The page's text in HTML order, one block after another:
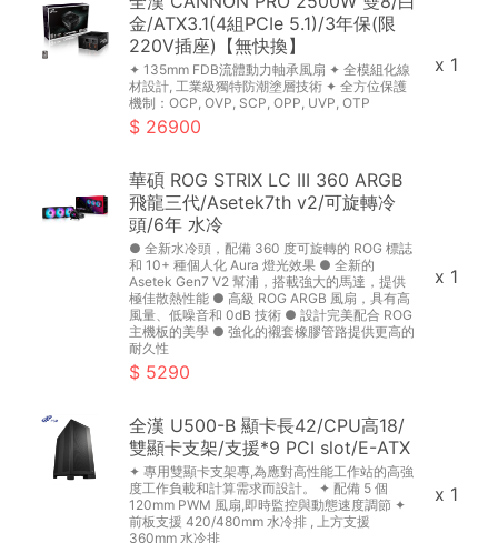
金/ATX3.1(4組PCIe 5.1)/3年保(限
220V插座)【無快換】
✦ 135mm FDB流體動力軸承風扇 ✦ 全模組化線
材設計, 工業級獨特防潮塗層技術 ✦ 全方位保護
機制：OCP, OVP, SCP, OPP, UVP, OTP
26900
x 1
華碩 ROG STRIX LC III 360 ARGB
飛龍三代/Asetek7th v2/可旋轉冷
頭/6年 水冷
● 全新水冷頭，配備 360 度可旋轉的 ROG 標誌
和 10+ 種個人化 Aura 燈光效果 ● 全新的
Asetek Gen7 V2 幫浦，搭載強大的馬達，提供
極佳散熱性能 ● 高級 ROG ARGB 風扇，具有高
風量、低噪音和 0dB 技術 ● 設計完美配合 ROG
主機板的美學 ● 強化的襯套橡膠管路提供更高的
耐久性
5290
x 1
全漢 U500-B 顯卡長42/CPU高18/
雙顯卡支架/支援*9 PCI slot/E-ATX
✦ 專用雙顯卡支架專,為應對高性能工作站的高強
度工作負載和計算需求而設計。 ✦ 配備 5 個
120mm PWM 風扇,即時監控與動態速度調節 ✦
前板支援 420/480mm 水冷排 , 上方支援
360mm 水冷排
x 1